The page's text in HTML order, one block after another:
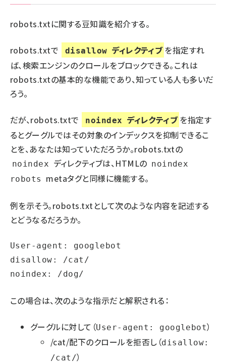
robots.txtに関する豆知識を紹介する。
robots.txtで disallow ディレクティブ を指定すれ
ば、検索エンジンのクロールをブロックできる。これは
robots.txtの基本的な機能であり、知っている人も多いだ
ろう。
だが、robots.txtで noindex ディレクティブ を指定す
るとグーグルではその対象のインデックスを抑制できるこ
とを、あなたは知っていただろうか。robots.txtの
noindex ディレクティブは、HTMLの noindex
robots
metaタグと同様に機能する。
例を示そう。robots.txtとして次のような内容を記述する
とどうなるだろうか。
User-agent: googlebot
disallow: /cat/
noindex: /dog/
この場合は、次のような指示だと解釈される：
グーグルに対して（User-agent: googlebot）
/cat/配下のクロールを拒否し（disallow:
/cat/）